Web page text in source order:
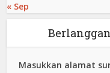
« Sep
Masukkan alamat